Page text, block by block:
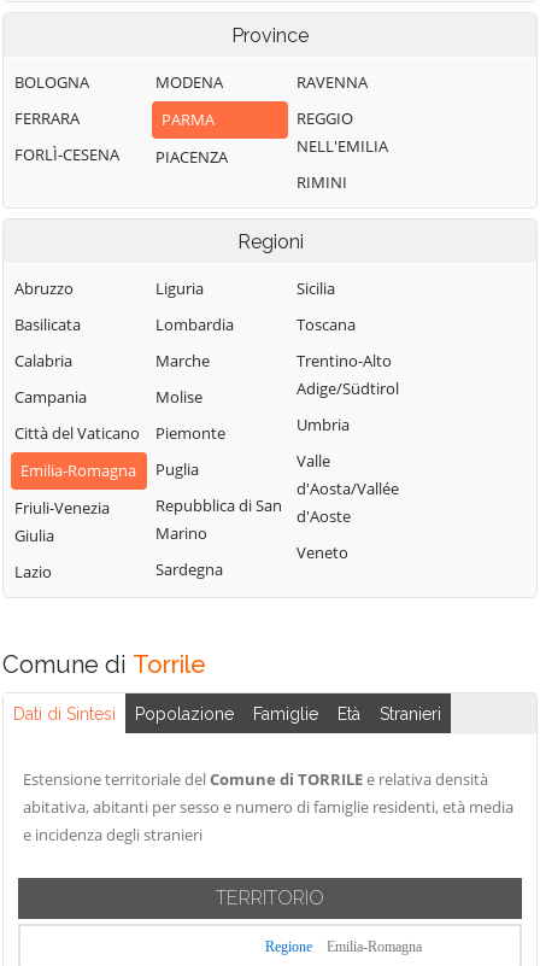
Compiano
Felino
Fidenza
Fontanellato
Parma
Pellegrino
Parmense
Traversetolo
Valmozzola
Varsi
Province
BOLOGNA
FERRARA
FORLÌ-CESENA
MODENA
PARMA
PIACENZA
RAVENNA
REGGIO
NELL'EMILIA
RIMINI
Regioni
Abruzzo
Basilicata
Calabria
Campania
Città del Vaticano
Emilia-Romagna
Friuli-Venezia
Giulia
Lazio
Liguria
Lombardia
Marche
Molise
Piemonte
Puglia
Repubblica di San
Marino
Sardegna
Sicilia
Toscana
Trentino-Alto
Adige/Südtirol
Umbria
Valle
d'Aosta/Vallée
d'Aoste
Veneto
Comune di Torrile
Dati di Sintesi Popolazione Famiglie Età Stranieri
Estensione territoriale delComune di TORRILEe relativa densità
abitativa, abitanti per sesso e numero di famiglie residenti, età media
e incidenza degli stranieri
TERRITORIO
Regione Emilia-Romagna